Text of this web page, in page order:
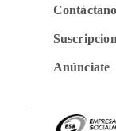
Anúnciate